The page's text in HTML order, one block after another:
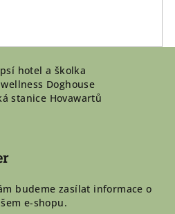
hotel a školka
Doghouse
stanice Hovawartů
budeme zasílat informace o
e-shopu.